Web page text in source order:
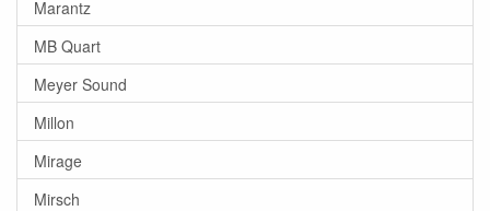
Marantz
MB Quart
Meyer Sound
Millon
Mirage
Mirsch